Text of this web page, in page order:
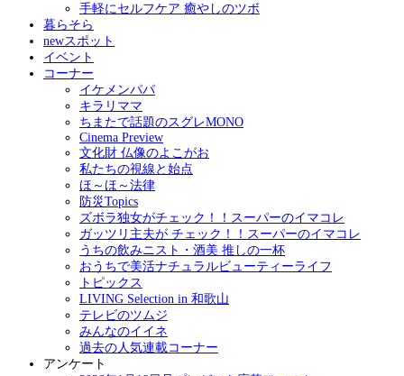
手軽にセルフケア 癒やしのツボ
暮らそら
newスポット
イベント
コーナー
イケメンパパ
キラリママ
ちまたで話題のスグレMONO
Cinema Preview
文化財 仏像のよこがお
私たちの視線と始点
ほ～ほ～法律
防災Topics
ズボラ独女がチェック！！スーパーのイマコレ
ガッツリ主夫が チェック！！スーパーのイマコレ
うちの飲みニスト・酒美 推しの一杯
おうちで美活ナチュラルビューティーライフ
トピックス
LIVING Selection in 和歌山
テレビのツムジ
みんなのイイネ
過去の人気連載コーナー
アンケート